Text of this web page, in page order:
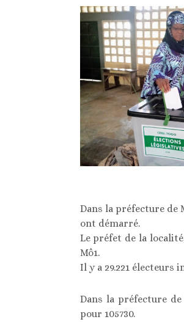
Dans la préfecture de
ont démarré.
Le préfet de la
Mô1.
Il y a 29.221 électeurs
Dans la préfecture de
pour 105730.